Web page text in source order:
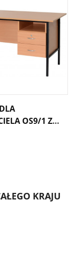
OS9/1 Z
KRAJU